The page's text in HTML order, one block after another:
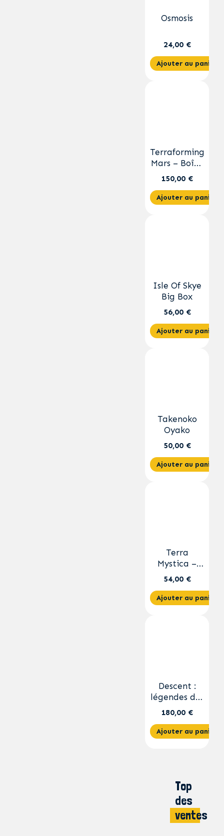
Osmosis
24,00 €
Ajouter au panier
Terraforming
Mars – Boîte
Collector
150,00 €
Ajouter au panier
Isle Of Skye
Big Box
56,00 €
Ajouter au panier
Takenoko
Oyako
50,00 €
Ajouter au panier
Terra
Mystica –
extension
Feu & Glace
54,00 €
Ajouter au panier
Descent :
légendes des
ténèbres
180,00 €
Ajouter au panier
Top
des
ventes